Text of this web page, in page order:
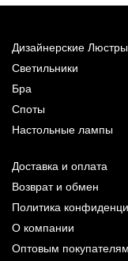
Дизайнерские Люстры
Светильники
Бра
Споты
Настольные лампы
Доставка и оплата
Возврат и обмен
Политика
О компании
Оптовым покупателям